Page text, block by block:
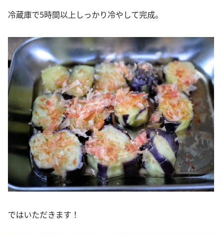
冷蔵庫で5時間以上しっかり冷やして完成。
ではいただきます！